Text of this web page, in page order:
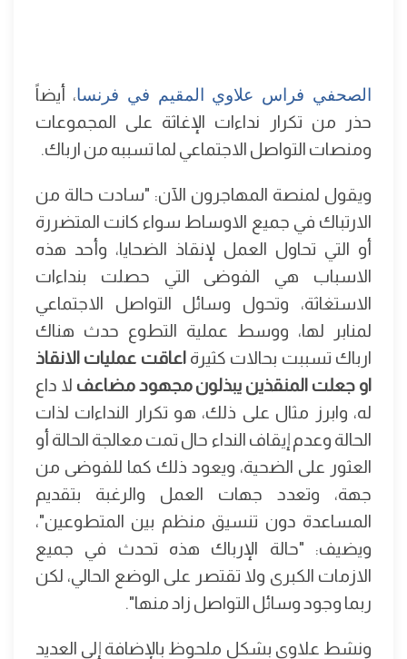
الصحفي فراس علاوي المقيم في فرنسا، أيضاً
حذر من تكرار نداءات الإغاثة على المجموعات
ومنصات التواصل الاجتماعي لما تسببه من ارباك.
ويقول لمنصة المهاجرون الآن: "سادت حالة من
الارتباك في جميع الاوساط سواء كانت المتضررة
أو التي تحاول العمل لإنقاذ الضحايا، وأحد هذه
الاسباب هي الفوضى التي حصلت بنداءات
الاستغاثة، وتحول وسائل التواصل الاجتماعي
لمنابر لها، ووسط عملية التطوع حدث هناك
ارباك تسببت بحالات كثيرة اعاقت عمليات الانقاذ
او جعلت المنقذين يبذلون مجهود مضاعف لا داع
له، وابرز مثال على ذلك، هو تكرار النداءات لذات
الحالة وعدم إيقاف النداء حال تمت معالجة الحالة أو
العثور على الضحية، ويعود ذلك كما للفوضى من
جهة، وتعدد جهات العمل والرغبة بتقديم
المساعدة دون تنسيق منظم بين المتطوعين"،
ويضيف: "حالة الإرباك هذه تحدث في جميع
الازمات الكبرى ولا تقتصر على الوضع الحالي، لكن
ربما وجود وسائل التواصل زاد منها".
ونشط علاوي بشكل ملحوظ بالإضافة إلى العديد